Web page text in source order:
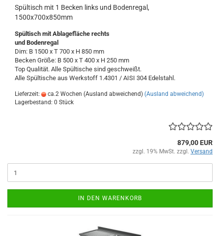
Spültisch mit 1 Becken links und Bodenregal,
1500x700x850mm
Spültisch mit Abl agefläche rechts
und Bodenregal
Dim: B 1500 x T 700 x H 850 mm
Becken Größe: B 500 x T 400 x H 250 mm
Top Qualität. Alle Spültische sind geschweißt.
Alle Spültische aus Werkstoff 1.4301 / AISI 304 Edelstahl.
Lieferzeit: ca.2 Wochen (Ausland abweichend) (Ausland abweichend)
Lagerbestand: 0 Stück
879,00 EUR
zzgl. 19% MwSt. zzgl. Versand
IN DEN WARENKORB